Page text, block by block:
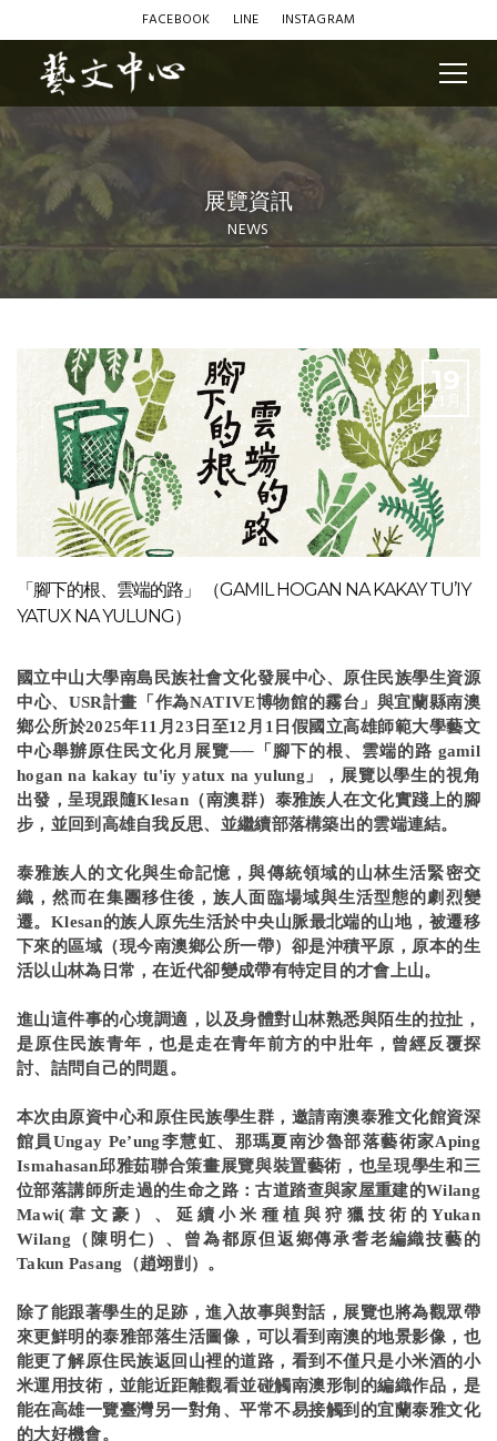
FACEBOOK LINE INSTAGRAM
展覽資訊
NEWS
19
11月
「腳下的根、雲端的路」 （GAMIL HOGAN NA KAKAY TU’IY
YATUX NA YULUNG）
國立中山大學南島民族社會文化發展中心、原住民族學生資源
中心、USR計畫「作為NATIVE博物館的霧台」與宜蘭縣南澳
鄉公所於2025年11月23日至12月1日假國立高雄師範大學藝文
中心舉辦原住民文化月展覽──「腳下的根、雲端的路 gamil
hogan na kakay tu'iy yatux na yulung」，展覽以學生的視角
出發，呈現跟隨Klesan（南澳群）泰雅族人在文化實踐上的腳
步，並回到高雄自我反思、並繼續部落構築出的雲端連結。
泰雅族人的文化與生命記憶，與傳統領域的山林生活緊密交
織，然而在集團移住後，族人面臨場域與生活型態的劇烈變
遷。Klesan的族人原先生活於中央山脈最北端的山地，被遷移
下來的區域（現今南澳鄉公所一帶）卻是沖積平原，原本的生
活以山林為日常，在近代卻變成帶有特定目的才會上山。
進山這件事的心境調適，以及身體對山林熟悉與陌生的拉扯，
是原住民族青年，也是走在青年前方的中壯年，曾經反覆探
討、詰問自己的問題。
本次由原資中心和原住民族學生群，邀請南澳泰雅文化館資深
館員Ungay Pe’ung李慧虹、那瑪夏南沙魯部落藝術家Aping
Ismahasan邱雅茹聯合策畫展覽與裝置藝術，也呈現學生和三
位部落講師所走過的生命之路：古道踏查與家屋重建的Wilang
Mawi(韋文豪）、延續小米種植與狩獵技術的Yukan
Wilang（陳明仁）、曾為都原但返鄉傳承耆老編織技藝的
Takun Pasang（趙翊剴）。
除了能跟著學生的足跡，進入故事與對話，展覽也將為觀眾帶
來更鮮明的泰雅部落生活圖像，可以看到南澳的地景影像，也
能更了解原住民族返回山裡的道路，看到不僅只是小米酒的小
米運用技術，並能近距離觀看並碰觸南澳形制的編織作品，是
能在高雄一覽臺灣另一對角、平常不易接觸到的宜蘭泰雅文化
的大好機會。